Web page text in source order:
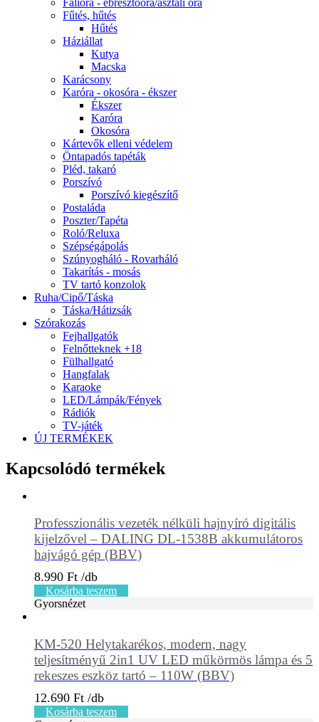
Fűtés, hűtés
Hűtés
Háziállat
Kutya
Macska
Karácsony
Karóra - okosóra - ékszer
Ékszer
Karóra
Okosóra
Kártevők elleni védelem
Öntapadós tapéták
Pléd, takaró
Porszívó
Porszívó kiegészítő
Postaláda
Poszter/Tapéta
Roló/Reluxa
Szépségápolás
Szúnyogháló - Rovarháló
Takarítás - mosás
TV tartó konzolok
Ruha/Cipő/Táska
Táska/Hátizsák
Szórakozás
Fejhallgatók
Felnőtteknek +18
Fülhallgató
Hangfalak
Karaoke
LED/Lámpák/Fények
Rádiók
TV-játék
ÚJ TERMÉKEK
Kapcsolódó termékek
Professzionális vezeték nélküli hajnyíró digitális
kijelzővel – DALING DL-1538B akkumulátoros
hajvágó gép (BBV)
8.990 Ft
Kosárba teszem
Gyorsnézet
KM-520 Helytakarékos, modern, nagy
teljesítményű 2in1 UV LED műkörmös lámpa és 5
rekeszes eszköz tartó – 110W (BBV)
12.690 Ft
Kosárba teszem